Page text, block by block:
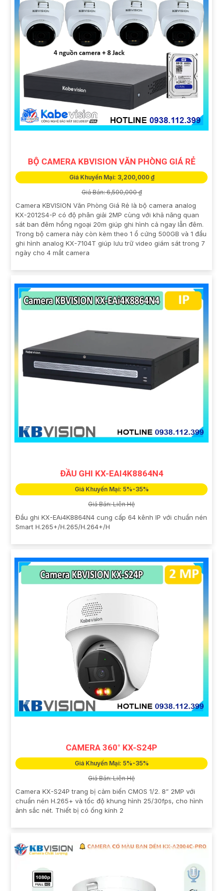
BỘ CAMERA KBVISION VĂN PHÒNG GIÁ RẺ
Giá Khuyến Mại: 3,200,000 ₫
Giá Bán: 6,500,000 ₫
Camera KBVISION Văn Phòng Giá Rẻ là bộ camera analog
KX-2012S4-P có độ phân giải 2MP cùng với khả năng quan
sát ban đêm hồng ngoại 20m giúp ghi hình cả ngay lẫn đêm.
Trong bộ camera này còn kèm theo 1 ổ cứng 500GB và 1 đầu
ghi hình analog KX-7104T giúp lưu trữ video giám sát trong 7
ngày cho 4 mắt camera
ĐẦU GHI KX-EAI4K8864N4
Giá Khuyến Mại: 5%-35%
Giá Bán: Liên Hệ
Đầu ghi KX-EAi4K8864N4 cung cấp 64 kênh IP với chuẩn nén
Smart H.265+/H.265/H.264+/H
CAMERA 360° KX-S24P
Giá Khuyến Mại: 5%-35%
Giá Bán: Liên Hệ
Camera KX-S24P trang bị cảm biến CMOS 1/2. 8” 2MP với
chuẩn nén H.265+ và tốc độ khung hình 25/30fps, cho hình
ảnh sắc nét. Thiết bị có ống kính 2